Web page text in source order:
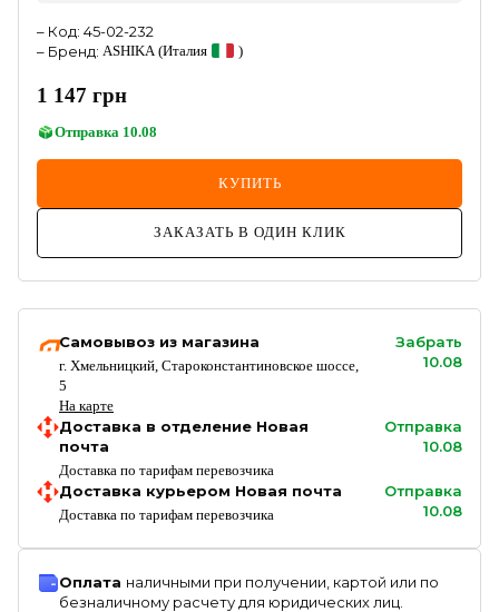
– Код: 45-02-232
– Бренд: ASHIKA (Италия )
1 147 грн
Отправка 10.08
КУПИТЬ
ЗАКАЗАТЬ В ОДИН КЛИК
Самовывоз из магазина
г. Хмельницкий, Староконстантиновское шоссе,
5
На карте
Забрать
10.08
Доставка в отделение Новая
почта
Доставка по тарифам перевозчика
Отправка
10.08
Доставка курьером Новая почта
Доставка по тарифам перевозчика
Отправка
10.08
Оплата наличными при получении, картой или по
безналичному расчету для юридических лиц.